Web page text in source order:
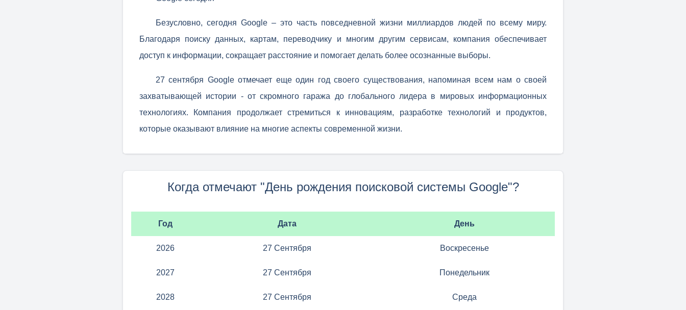
Безусловно, сегодня Google – это часть повседневной жизни миллиардов людей по всему миру.
Благодаря поиску данных, картам, переводчику и многим другим сервисам, компания обеспечивает
доступ к информации, сокращает расстояние и помогает делать более осознанные выборы.
27 сентября Google отмечает еще один год своего существования, напоминая всем нам о своей
захватывающей истории - от скромного гаража до глобального лидера в мировых информационных
технологиях. Компания продолжает стремиться к инновациям, разработке технологий и продуктов,
которые оказывают влияние на многие аспекты современной жизни.
Когда отмечают "День рождения поисковой системы Google"?
Год Дата День
2026 27 Сентября Воскресенье
2027 27 Сентября Понедельник
2028 27 Сентября Среда